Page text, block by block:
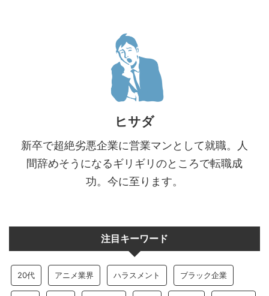
ヒサダ
新卒で超絶劣悪企業に営業マンとして就職。人
間辞めそうになるギリギリのところで転職成
功。今に至ります。
注目キーワード
20代 アニメ業界 ハラスメント ブラック企業